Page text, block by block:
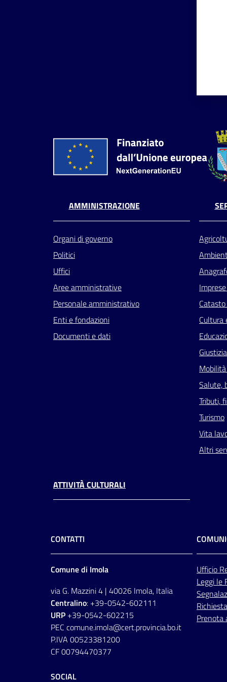
AMMINISTRAZIONE
Organi di governo
Politici
Uffici
Aree amministrative
Personale amministrativo
Enti e fondazioni
Documenti e dati
Cultura
Salute,
Tributi,
Turismo
Vita
Altri
ATTIVITÀ CULTURALI
CONTATTI
Comune di Imola
via G. Mazzini 4 | 40026 Imola, Italia
Centralino: +39-0542-602111
URP +39-0542-602215
PEC comune.imola@cert.provincia.bo.it
P.IVA 00523381200
CF 00794470377
Ufficio
Leggi le
Prenota
SOCIAL